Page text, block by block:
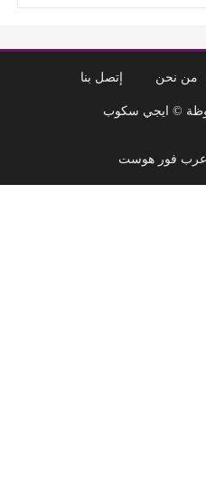
من نحن إتصل بنا
© ايجي سكوب
عرب فور هوست